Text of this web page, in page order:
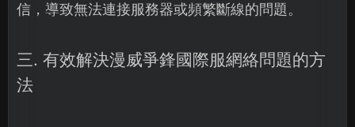
信，導致無法連接服務器或頻繁斷線的問題。
三. 有效解決漫威爭鋒國際服網絡問題的方
法